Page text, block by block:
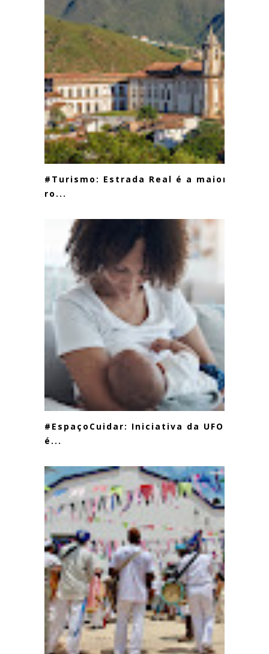
#Turismo: Estrada Real é a maior
ro...
#EspaçoCuidar: Iniciativa da UFOP
é...